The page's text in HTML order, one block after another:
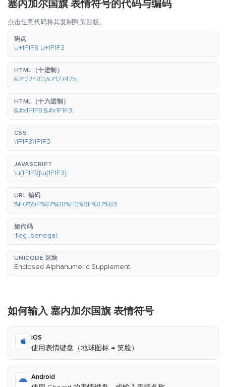
塞内加尔国旗 表情符号的代码与编码
点击任意代码将其复制到剪贴板。
码点
U+1F1F8 U+1F1F3
HTML（十进制）
&#127480;&#127475;
HTML（十六进制）
&#x1F1F8;&#x1F1F3;
CSS
\1F1F8\1F1F3
JAVASCRIPT
\u{1F1F8}\u{1F1F3}
URL 编码
%F0%9F%87%B8%F0%9F%87%B3
短代码
:flag_senegal:
UNICODE 区块
Enclosed Alphanumeric Supplement
如何输入 塞内加尔国旗 表情符号
iOS
使用表情键盘（地球图标 → 笑脸）
Android